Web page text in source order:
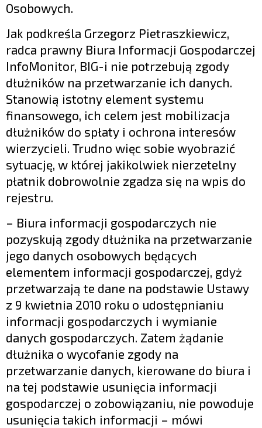
Osobowych.
Jak podkreśla Grzegorz Pietraszkiewicz,
radca prawny Biura Informacji Gospodarczej
InfoMonitor, BIG-i nie potrzebują zgody
dłużników na przetwarzanie ich danych.
Stanowią istotny element systemu
finansowego, ich celem jest mobilizacja
dłużników do spłaty i ochrona interesów
wierzycieli. Trudno więc sobie wyobrazić
sytuację, w której jakikolwiek nierzetelny
płatnik dobrowolnie zgadza się na wpis do
rejestru.
– Biura informacji gospodarczych nie
pozyskują zgody dłużnika na przetwarzanie
jego danych osobowych będących
elementem informacji gospodarczej, gdyż
przetwarzają te dane na podstawie Ustawy
z 9 kwietnia 2010 roku o udostępnianiu
informacji gospodarczych i wymianie
danych gospodarczych. Zatem żądanie
dłużnika o wycofanie zgody na
przetwarzanie danych, kierowane do biura i
na tej podstawie usunięcia informacji
gospodarczej o zobowiązaniu, nie powoduje
usunięcia takich informacji – mówi